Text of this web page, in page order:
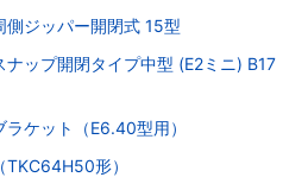
側ジッパー開閉式 15型
ップ開閉タイプ中型 (E2ミニ) B17
ケット（E6.40型用）
形）